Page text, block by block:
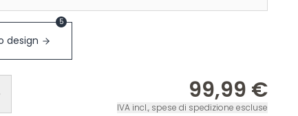
design
5
99,99 €
IVA incl., spese di spedizione escluse